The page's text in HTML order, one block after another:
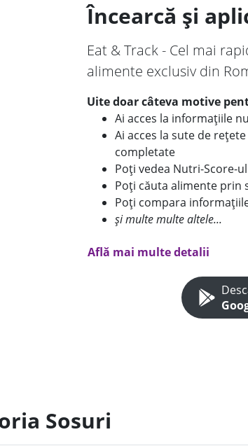
Încearcă și
Eat & Track - Cel mai
alimente exclusiv din
Uite doar câteva motive
Ai acces la informațiile
Ai acces la sute de
completate
Poți vedea Nutri-Score-
Poți căuta alimente prin
Poți compara
și multe multe altele...
Află mai multe detalii
Sosuri